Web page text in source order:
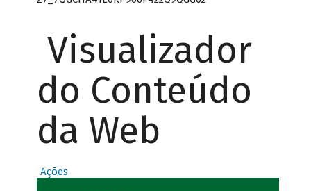
Visualizador
do Conteúdo
da Web
Ações